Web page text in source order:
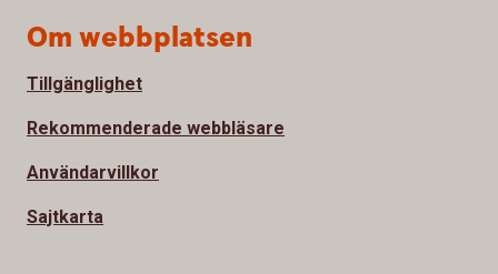
Om webbplatsen
Tillgänglighet
Rekommenderade webbläsare
Användarvillkor
Sajtkarta